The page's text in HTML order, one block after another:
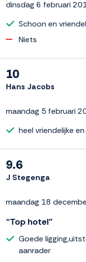
dinsdag 6 februari
Schoon en
Niets
10
Hans Jacobs
maandag 5 februari
heel vriendelijke
9.6
J Stegenga
maandag 18
“Top hotel”
Goede
aanrader